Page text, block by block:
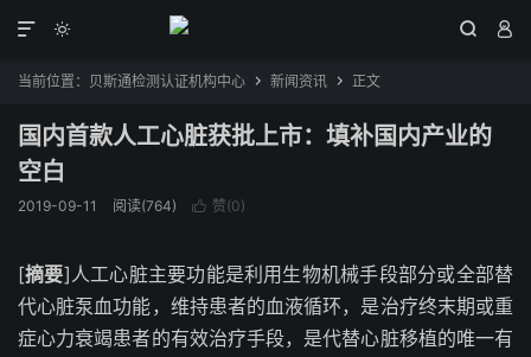
  

当前位置： 贝斯通检测认证机构中心  新闻资讯  正文
国内首款人工心脏获批上市：填补国内产业的
空白
2019-09-11 阅读(764)  赞(0)
[摘要]人工心脏主要功能是利用生物机械手段部分或全部替
代心脏泵血功能，维持患者的血液循环，是治疗终末期或重
症心力衰竭患者的有效治疗手段，是代替心脏移植的唯一有